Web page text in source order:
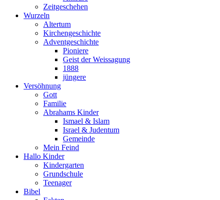
Zeitgeschehen
Wurzeln
Altertum
Kirchengeschichte
Adventgeschichte
Pioniere
Geist der Weissagung
1888
jüngere
Versöhnung
Gott
Familie
Abrahams Kinder
Ismael & Islam
Israel & Judentum
Gemeinde
Mein Feind
Hallo Kinder
Kindergarten
Grundschule
Teenager
Bibel